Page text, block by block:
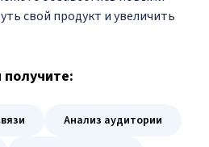
свой продукт и увеличить
Анализ аудитории